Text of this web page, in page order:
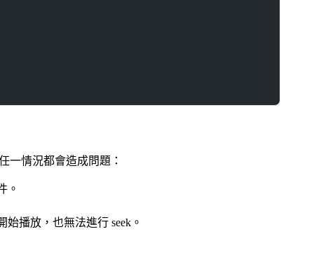
一情況都會造成問題：
。
播放，也無法進行 seek。